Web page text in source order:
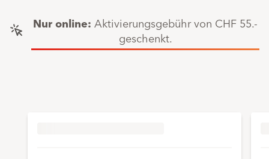
Nur online: Aktivierungsgebühr von CHF 55.-
geschenkt.